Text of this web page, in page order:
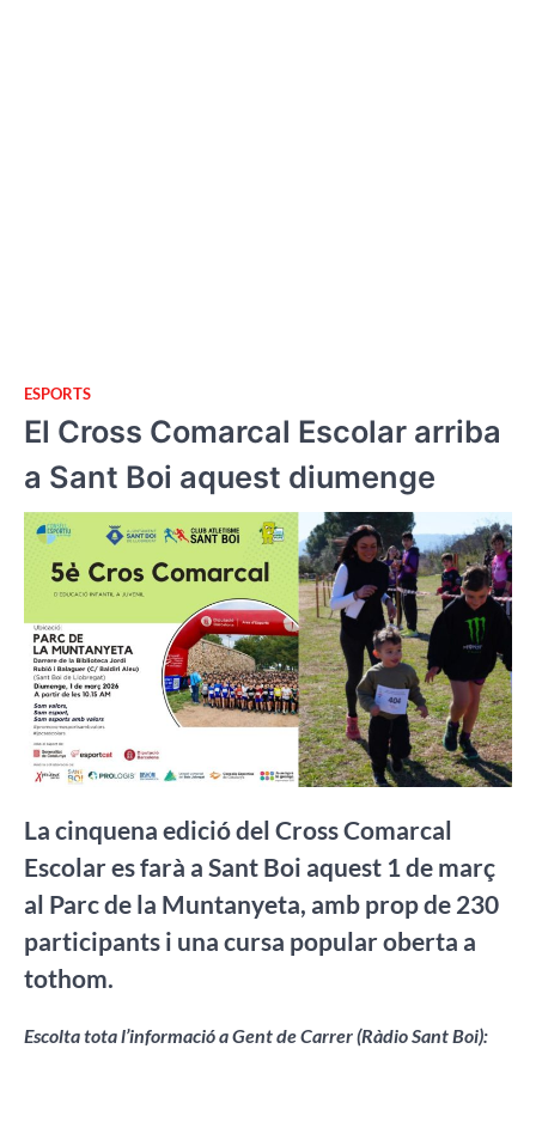
ESPORTS
El Cross Comarcal Escolar arriba
a Sant Boi aquest diumenge
La cinquena edició del Cross Comarcal
Escolar es farà a Sant Boi aquest 1 de març
al Parc de la Muntanyeta, amb prop de 230
participants i una cursa popular oberta a
tothom.
Escolta tota l’informació a Gent de Carrer (Ràdio Sant Boi):